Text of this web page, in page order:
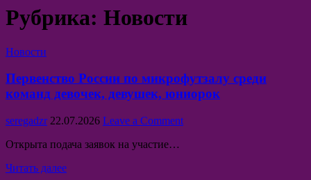
Рубрика: Новости
Posted
Новости
Первенство России по микрофутзалу среди
команд девочек, девушек, юниорок
Author:
seregadzr Published
22.07.2026 Leave a Commenton
Открыта подача заявок на участие…
Читать далееПервенство